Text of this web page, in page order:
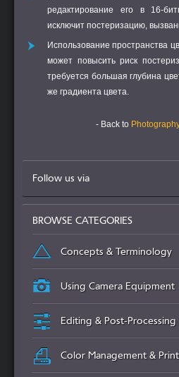
редактирование его в 16-
исключит постеризацию,
Использование пространства
может повысить риск
требуется большая глубина
же градиента цвета.
- Back to
Follow us via
BROWSE CATEGORIES
Concepts & Terminology
Using Camera Equipment
Editing & Post-Processing
Color Management &